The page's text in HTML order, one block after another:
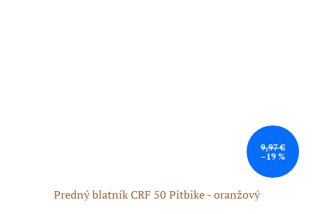
9,97 €
–19 %
Predný blatník CRF 50 Pitbike - oranžový